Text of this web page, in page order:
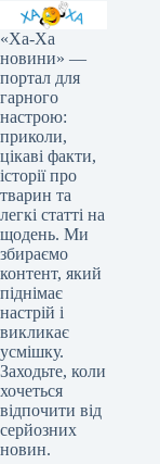
«Ха-Ха
новини» —
портал для
гарного
настрою:
приколи,
цікаві факти,
історії про
тварин та
легкі статті на
щодень. Ми
збираємо
контент, який
піднімає
настрій і
викликає
усмішку.
Заходьте, коли
хочеться
відпочити від
серйозних
новин.